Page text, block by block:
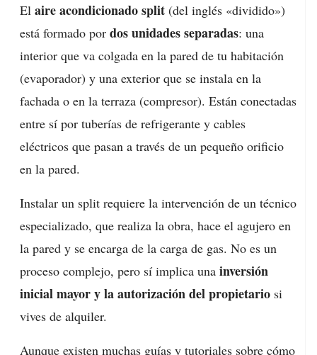
El aire acondicionado split (del inglés «dividido»)
está formado por dos unidades separadas: una
interior que va colgada en la pared de tu habitación
(evaporador) y una exterior que se instala en la
fachada o en la terraza (compresor). Están conectadas
entre sí por tuberías de refrigerante y cables
eléctricos que pasan a través de un pequeño orificio
en la pared.
Instalar un split requiere la intervención de un técnico
especializado, que realiza la obra, hace el agujero en
la pared y se encarga de la carga de gas. No es un
proceso complejo, pero sí implica una inversión
inicial mayor y la autorización del propietario si
vives de alquiler.
Aunque existen muchas guías y tutoriales sobre cómo